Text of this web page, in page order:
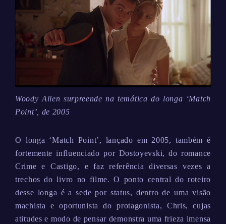
Woody Allen surpreende na temática do longa ‘Match
Point’, de 2005
O longa ‘Match Point’, lançado em 2005, também é
fortemente influenciado por Dostoyevski, do romance
Crime e Castigo, e faz referência diversas vezes a
trechos do livro no filme. O ponto central do roteiro
desse longa é a sede por status, dentro de uma visão
machista e oportunista do protagonista, Chris, cujas
atitudes e modo de pensar demonstra uma frieza imensa